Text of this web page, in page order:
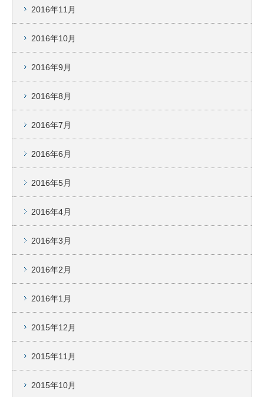
2016年11月
2016年10月
2016年9月
2016年8月
2016年7月
2016年6月
2016年5月
2016年4月
2016年3月
2016年2月
2016年1月
2015年12月
2015年11月
2015年10月